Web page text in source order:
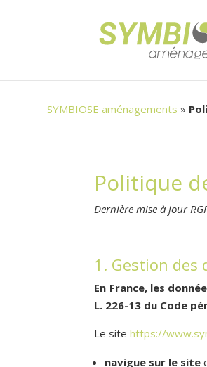
SYMBIOSE aménagements »
Politique
Dernière mise à jour
1. Gestion des
En France, les
L. 226-13 du Code
Le sitehttps://
navigue sur le site